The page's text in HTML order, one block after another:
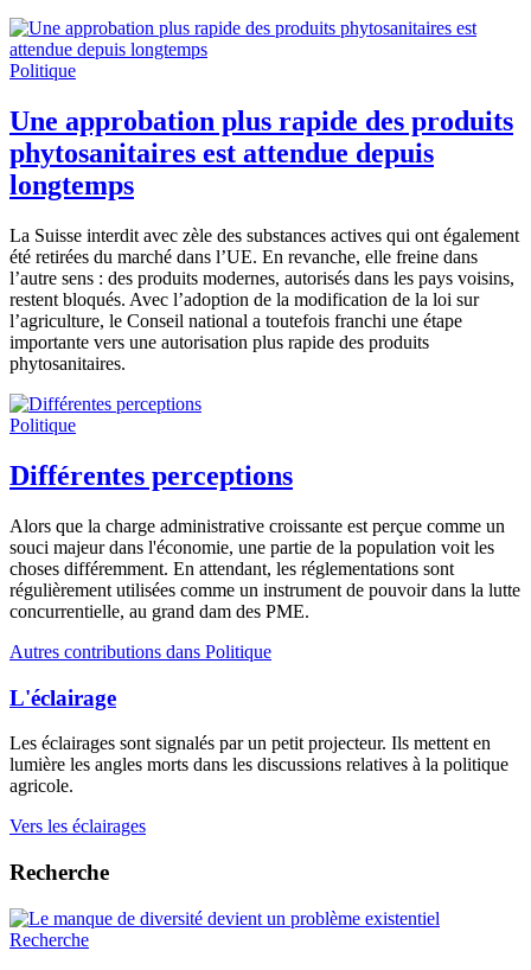
Politique
Une approbation plus rapide des produits
phytosanitaires est attendue depuis
longtemps
La Suisse interdit avec zèle des substances actives qui ont également
été retirées du marché dans l’UE. En revanche, elle freine dans
l’autre sens : des produits modernes, autorisés dans les pays voisins,
restent bloqués. Avec l’adoption de la modification de la loi sur
l’agriculture, le Conseil national a toutefois franchi une étape
importante vers une autorisation plus rapide des produits
phytosanitaires.
Politique
Différentes perceptions
Alors que la charge administrative croissante est perçue comme un
souci majeur dans l'économie, une partie de la population voit les
choses différemment. En attendant, les réglementations sont
régulièrement utilisées comme un instrument de pouvoir dans la lutte
concurrentielle, au grand dam des PME.
Autres contributions dans Politique
L'éclairage
Les éclairages sont signalés par un petit projecteur. Ils mettent en
lumière les angles morts dans les discussions relatives à la politique
agricole.
Vers les éclairages
Recherche
Recherche